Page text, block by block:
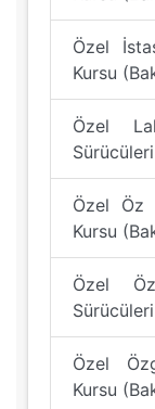
Özel
Kursu
Özel
Özel Öz
Kursu
Özel
Özel
Kursu